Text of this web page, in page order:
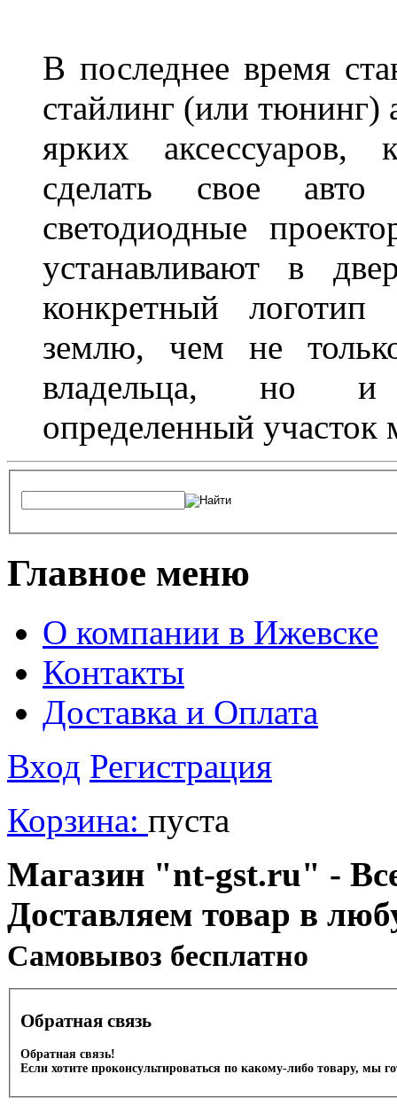
В последнее время
стайлинг (или тюнинг)
ярких аксессуаров,
сделать свое
светодиодные
устанавливают в
конкретный логотип
землю, чем не
владельца, но и
определенный участок
Главное меню
О компании в Ижевске
Контакты
Доставка и Оплата
Вход Регистрация
Корзина: пуста
Магазин "nt-gst.ru" -
Доставляем товар в
Cамовывоз бесплатно
Обратная связь
Обратная связь!
Если хотите проконсультироваться по какому-либо товару, мы